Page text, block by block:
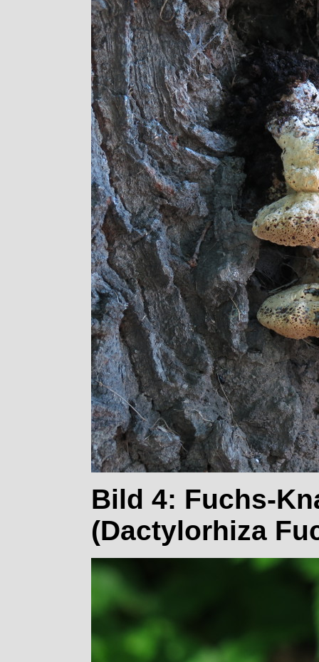
Bild 4: Fuchs-
(Dactylorhiza